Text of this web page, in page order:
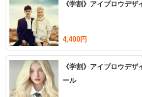
《学割》アイブロウデザ
4,400円
《学割》アイブロウデ
ール